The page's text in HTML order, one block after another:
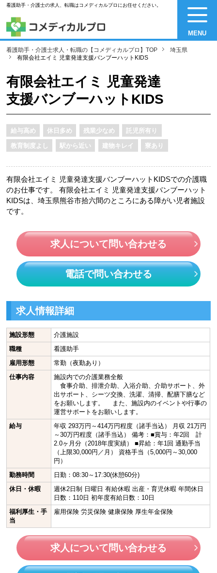
看護助手・介護士の求人、転職はコメディカルプロにお任せください。
MENU
看護助手・介護士求人・転職の【コメディカルプロ】TOP
埼玉県
有限会社エイミ 児童発達支援バンブーハットKIDS
有限会社エイミ 児童発達
支援バンブーハットKIDS
給与高め 休日多め 残業少なめ 託児所有り
教育制度よし 駅から近い 建物キレイ 寮あり
有限会社エイミ 児童発達支援バンブーハットKIDSでの介護職
のお仕事です。 有限会社エイミ 児童発達支援バンブーハット
KIDSは、埼玉県熊谷市拾六間のところにある障がい児者施設
です。
求人について問い合わせる
電話で問い合わせる
求人情報詳細
施設形態
介護施設
職種
看護助手
雇用形態
常勤（夜勤あり）
仕事内容
施設内での介護業務全般
食事介助、排泄介助、入浴介助、介助サポート、外
出サポート、シーツ交換、洗濯、清掃、配膳下膳など
をお願いします。 また、施設内のイベントや行事の
運営サポートをお願いします。
給与
年収 293万円～414万円程度（諸手当込） 月収 21万円
～30万円程度（諸手当込） 備考：■賞与：年2回 計
2.0ヶ月分（2018年度実績） ■昇給：年1回 通勤手当
（上限30,000円／月） 資格手当（5,000円～30,000
円）
勤務時間
日勤：08:30～17:30(休憩60分)
休日・休暇
週休2日制 日曜日 有給休暇 出産・育児休暇 年間休日
日数：110日 初年度有給日数：10日
福利厚生・手
当
雇用保険 労災保険 健康保険 厚生年金保険
求人について問い合わせる